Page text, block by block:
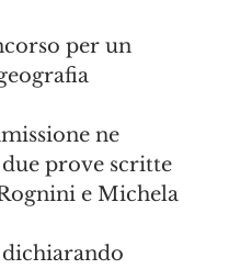
per un
ne
prove scritte
e Michela